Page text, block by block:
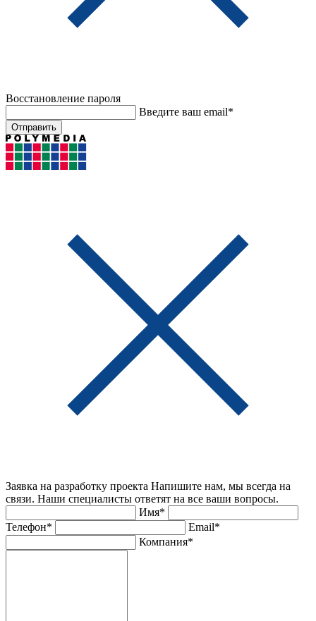
Восстановление пароля
Введите ваш email*
Отправить
Заявка на разработку проекта Напишите нам, мы всегда на
связи. Наши специалисты ответят на все ваши вопросы.
Имя*
Телефон*
Email*
Компания*